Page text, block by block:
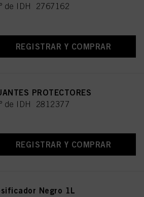
de IDH 2767162
REGISTRAR Y COMPRAR
PROTECTORES
de IDH 2812377
REGISTRAR Y COMPRAR
Negro 1L